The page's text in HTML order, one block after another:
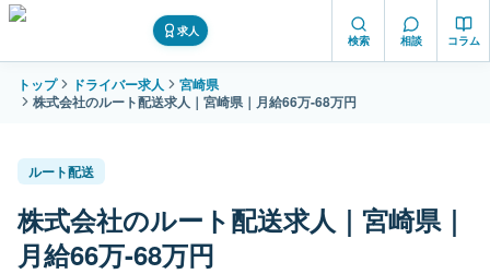
求人
検索 相談 コラム
トップ ドライバー求人
宮崎県
株式会社のルート配送求人｜宮崎県｜月給66万-68万円
ルート配送
株式会社のルート配送求人｜宮崎県｜
月給66万-68万円